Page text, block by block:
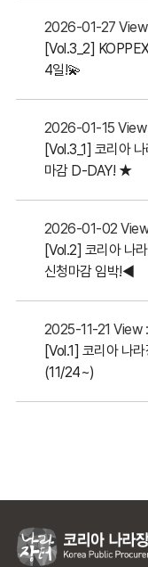
2026-01-27
[Vol.3_2]
4일!💫
2026-01-15
[Vol.3_1] 코리아
마감 D-DAY! ★
2026-01-02
[Vol.2] 코리아 나
신청마감 임박!◀
2025-11-21View
[Vol.1] 코리아 나
(11/24~)